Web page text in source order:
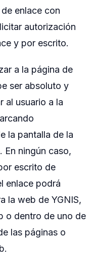
enlace con
autorización
y por escrito.
a la página de
ser absoluto y
al usuario a la
la pantalla de la
En ningún caso,
escrito de
enlace podrá
la web de YGNIS,
o dentro de uno de
las páginas o